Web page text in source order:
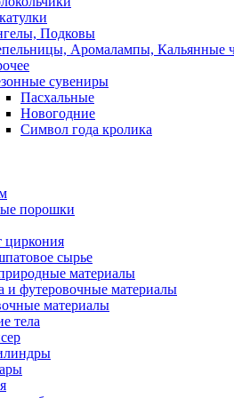
Подковы
Аромалампы, Кальянные
сувениры
Пасхальные
Новогодние
Символ года кролика
порошки
циркония
сырье
материалы
футеровочные материалы
материалы
тела